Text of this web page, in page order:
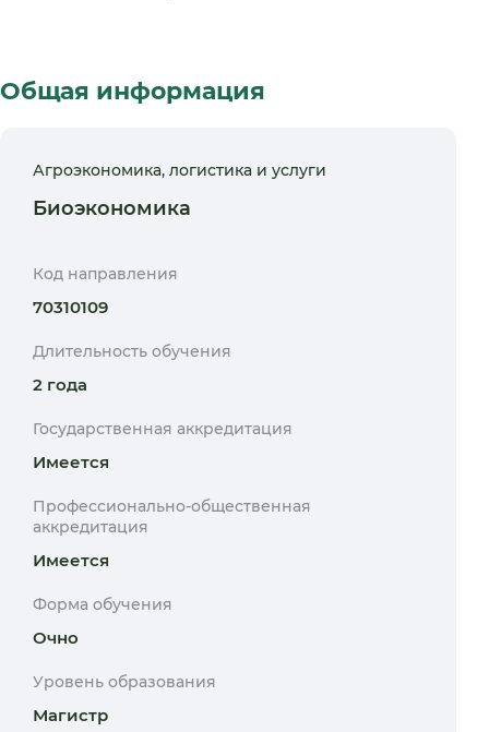
Общая информация
Агроэкономика, логистика и услуги
Биоэкономика
Код направления
70310109
Длительность обучения
2 года
Государственная аккредитация
Имеется
Профессионально-общественная
аккредитация
Имеется
Форма обучения
Очно
Уровень образования
Магистр